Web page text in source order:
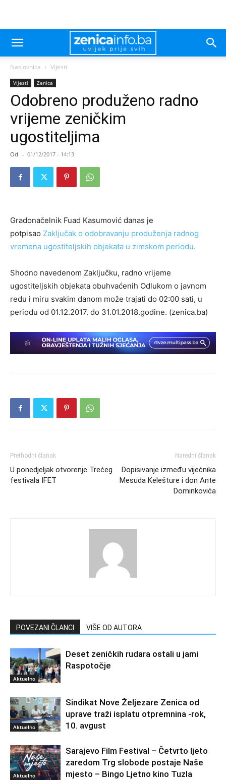
Naslovnica Vijesti
Vijesti Zenica
Odobreno produženo radno
vrijeme zeničkim
ugostiteljima
Od - 01/12/2017 - 14:13
Gradonačelnik Fuad Kasumović danas je
potpisao Zaključak o odobravanju produženja radnog
vremena ugostiteljskih objekata u zimskom periodu.
Shodno navedenom Zaključku, radno vrijeme
ugostiteljskih objekata obuhvaćenih Odlukom o javnom
redu i miru svakim danom može trajati do 02:00 sati, u
periodu od 01.12.2017. do 31.01.2018.godine. (zenica.ba)
Prethodni članak
U ponedjeljak otvorenje Trećeg
festivala IFET
Naredni članak
Dopisivanje između vijećnika
Mesuda Kelešture i don Ante
Dominkovića
POVEZANI ČLANCI VIŠE OD AUTORA
Aktuelno
Deset zeničkih rudara ostali u jami
Raspotočje
Aktuelno
Sindikat Nove Željezare Zenica od
uprave traži isplatu otpremnina -rok,
10. avgust
Aktuelno
Sarajevo Film Festival – Četvrto ljeto
zaredom Trg slobode postaje Naše
mjesto – Bingo Ljetno kino Tuzla